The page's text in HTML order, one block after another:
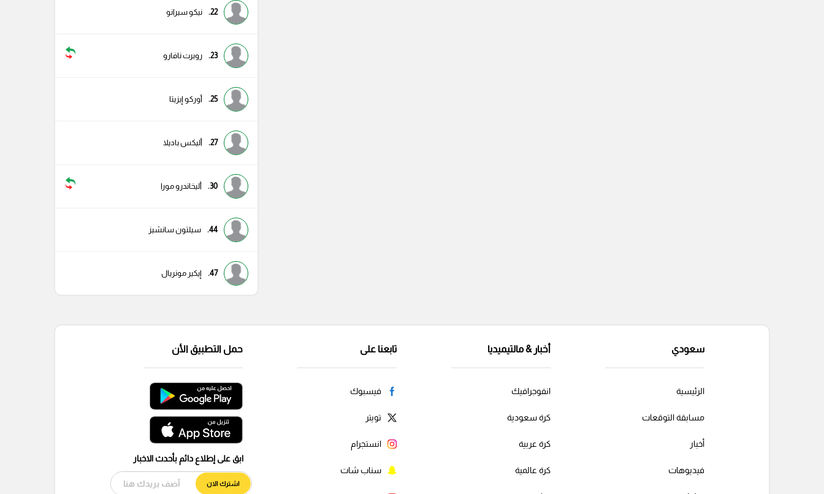
22. نيكو سيرانو
23. روبرت نافارو
25. أوركو إيزيتا
27. أليكس باديلا
30. أليخاندرو مورا
44. سيلتون سانشيز
47. إيكير مونريال
سعودي
الرئيسية
مسابقة التوقعات
أخبار
فيديوهات
أخبار & مالتيميديا
انفوجرافيك
كرة سعودية
كرة عربية
كرة عالمية
تابعنا على
فيسبوك
تويتر
انستجرام
سناب شات
حمل التطبيق الأن
ابق على إطلاع دائم بأحدث الاخبار
اشترك الان